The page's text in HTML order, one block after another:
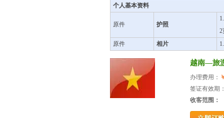
个人基本资料
原件 护照
2
原件
相片
越南—旅
办理费用：
签证有效期
收客范围：